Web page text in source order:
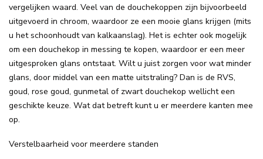
vergelijken waard. Veel van de douchekoppen zijn bijvoorbeeld
uitgevoerd in chroom, waardoor ze een mooie glans krijgen (mits
u het schoonhoudt van kalkaanslag). Het is echter ook mogelijk
om een douchekop in messing te kopen, waardoor er een meer
uitgesproken glans ontstaat. Wilt u juist zorgen voor wat minder
glans, door middel van een matte uitstraling? Dan is de RVS,
goud, rose goud, gunmetal of zwart douchekop wellicht een
geschikte keuze. Wat dat betreft kunt u er meerdere kanten mee
op.
Verstelbaarheid voor meerdere standen